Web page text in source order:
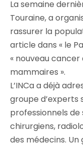
La semaine
Touraine, a
rassurer la
article dans « le
« nouveau
mammaires ».
L’INCa a déjà
groupe d’experts
professionnels
chirurgiens,
des médecins.